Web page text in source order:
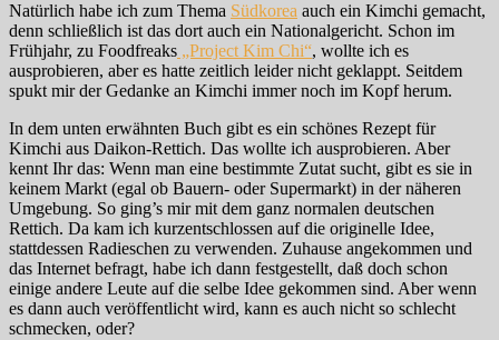
Natürlich habe ich zum Thema Südkorea auch ein Kimchi gemacht,
denn schließlich ist das dort auch ein Nationalgericht. Schon im
Frühjahr, zu Foodfreaks „Project Kim Chi“, wollte ich es
ausprobieren, aber es hatte zeitlich leider nicht geklappt. Seitdem
spukt mir der Gedanke an Kimchi immer noch im Kopf herum.
In dem unten erwähnten Buch gibt es ein schönes Rezept für
Kimchi aus Daikon-Rettich. Das wollte ich ausprobieren. Aber
kennt Ihr das: Wenn man eine bestimmte Zutat sucht, gibt es sie in
keinem Markt (egal ob Bauern- oder Supermarkt) in der näheren
Umgebung. So ging’s mir mit dem ganz normalen deutschen
Rettich. Da kam ich kurzentschlossen auf die originelle Idee,
stattdessen Radieschen zu verwenden. Zuhause angekommen und
das Internet befragt, habe ich dann festgestellt, daß doch schon
einige andere Leute auf die selbe Idee gekommen sind. Aber wenn
es dann auch veröffentlicht wird, kann es auch nicht so schlecht
schmecken, oder?